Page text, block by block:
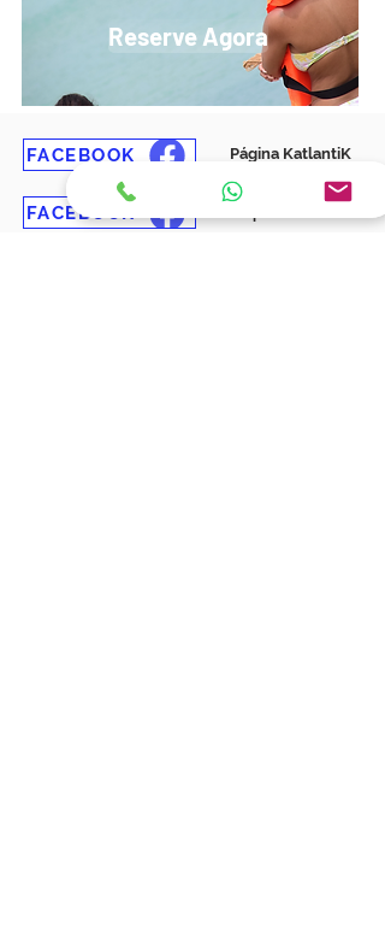
Reserve Agora
FACEBOOK Página KatlantiK
FACEBOOK